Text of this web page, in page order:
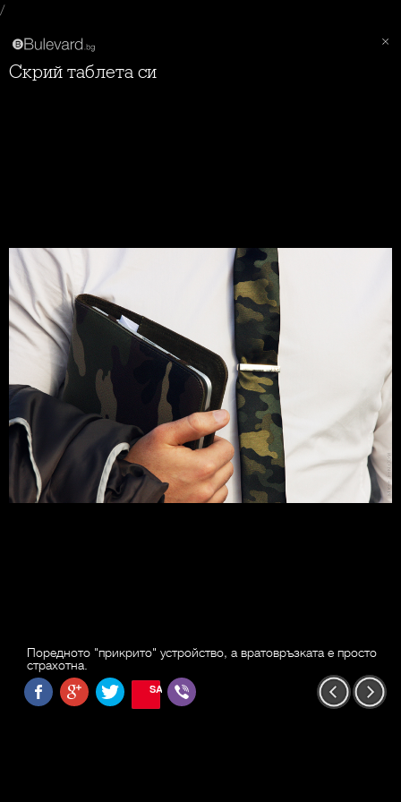
/
Скрий таблета си
Поредното "прикрито" устройство, а вратовръзката е просто
страхотна.
SAVE